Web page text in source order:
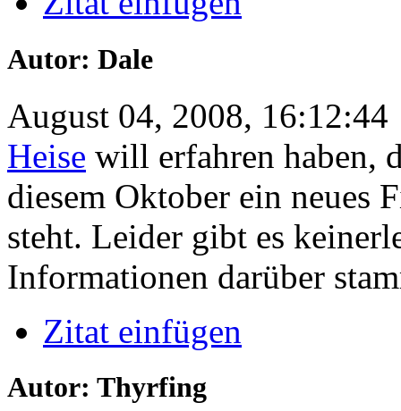
Autor: Dale
August 04, 2008, 16:12:44
Heise will erfahren haben,
diesem Oktober ein neues
steht. Leider gibt es
Informationen darüber
Zitat einfügen
Autor: Thyrfing